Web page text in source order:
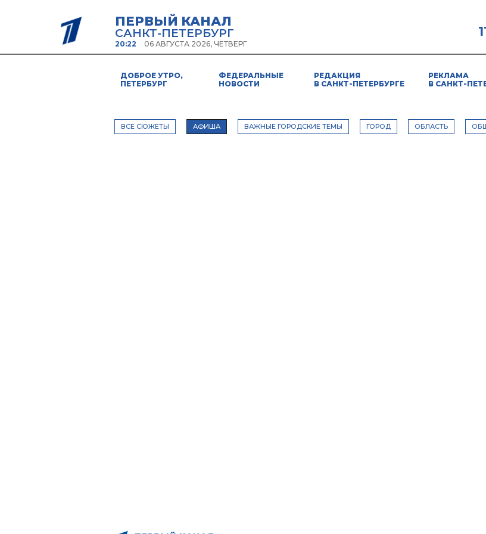
ПЕРВЫЙ КАНАЛ
САНКТ-ПЕТЕРБУРГ
20:22 06 АВГУСТА 2026, ЧЕТВЕРГ
ДОБРОЕ УТРО,
ПЕТЕРБУРГ
ФЕДЕРАЛЬНЫЕ
НОВОСТИ
РЕДАКЦИЯ
В САНКТ-ПЕТЕРБУРГЕ
РЕКЛАМА
В САНКТ-
ВСЕ СЮЖЕТЫ АФИША ВАЖНЫЕ ГОРОДСКИЕ ТЕМЫ ГОРОД ОБЛАСТЬ